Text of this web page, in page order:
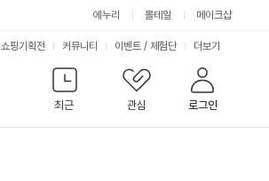
에누리 몰테일 메이크샵
최근
관심 로그인
쇼핑기획전 커뮤니티 이벤트 / 체험단 서
비
스
더보기